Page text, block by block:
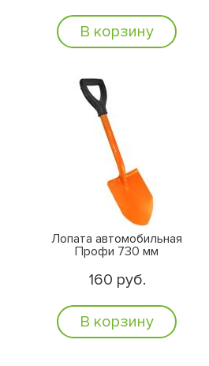
В корзину
Лопата автомобильная
Профи 730 мм
160 руб.
В корзину